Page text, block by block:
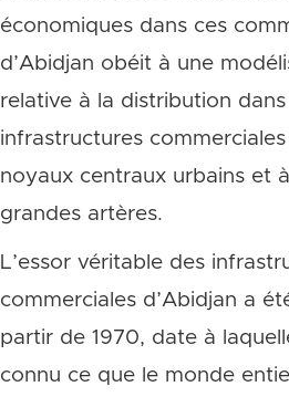
économiques dans ces
d’Abidjan obéit à une
relative à la distribution dans
infrastructures
noyaux centraux urbains et
grandes artères.
L’essor véritable des
commerciales d’Abidjan a
partir de 1970, date à
connu ce que le monde